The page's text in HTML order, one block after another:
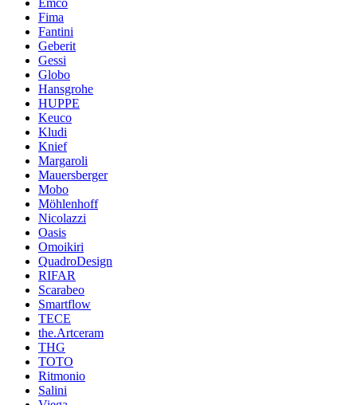
Emco
Fima
Fantini
Geberit
Gessi
Globo
Hansgrohe
HUPPE
Keuco
Kludi
Knief
Margaroli
Mauersberger
Mobo
Möhlenhoff
Nicolazzi
Oasis
Omoikiri
QuadroDesign
RIFAR
Scarabeo
Smartflow
TECE
the.Artceram
THG
TOTO
Ritmonio
Salini